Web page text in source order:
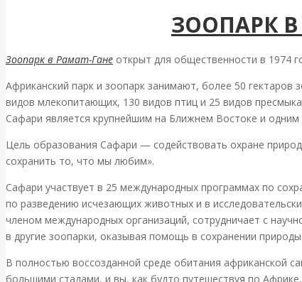
ЗООПАРК
Зоопарк в Рамат-Гане открыт для общественности в 1974
Африканский парк и зоопарк занимают, более 50
видов млекопитающих, 130 видов птиц и 25 видов
Сафари является крупнейшим на Ближнем Востоке и одним
Цель образования Сафари — содействовать охране
сохранить то, что мы любим».
Сафари участвует в 25 международных программах по
по разведению исчезающих животных и в
членом международных организаций, сотрудничает с
в другие зоопарки, оказывая помощь в сохранении
В полностью воссозданной среде обитания африканской
большими стадами, и вы, как будто путешествуя по